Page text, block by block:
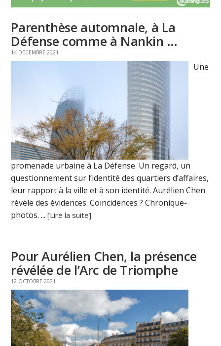
Parenthèse automnale, à La
Défense comme à Nankin …
14 DÉCEMBRE 2021
Une
promenade urbaine à La Défense. Un regard, un
questionnement sur l’identité des quartiers d’affaires,
leur rapport à la ville et à son identité. Aurélien Chen
révèle des évidences. Coïncidences ? Chronique-
photos. ...[Lire la suite]
Pour Aurélien Chen, la présence
révélée de l’Arc de Triomphe
12 OCTOBRE 2021